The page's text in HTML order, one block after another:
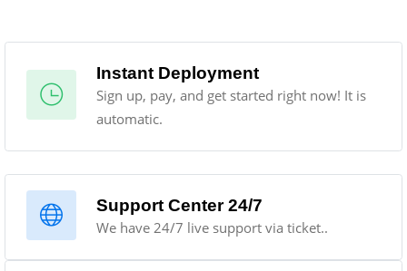
Instant Deployment
Sign up, pay, and get started right now! It is
automatic.
Support Center 24/7
We have 24/7 live support via ticket..